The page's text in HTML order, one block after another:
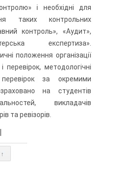
і необхідні для
таких контрольних
контроль», «Аудит»,
експертиза».
положення організації
перевірок, методологічні
за окремими
на студентів
викладачів
та ревізорів.
↑